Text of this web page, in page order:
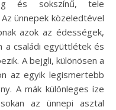
ünnepek közeledtével
azok az édességek,
a családi együttlétek és
A bejgli, különösen a
az egyik legismertebb
A mák különleges íze
az ünnepi asztal